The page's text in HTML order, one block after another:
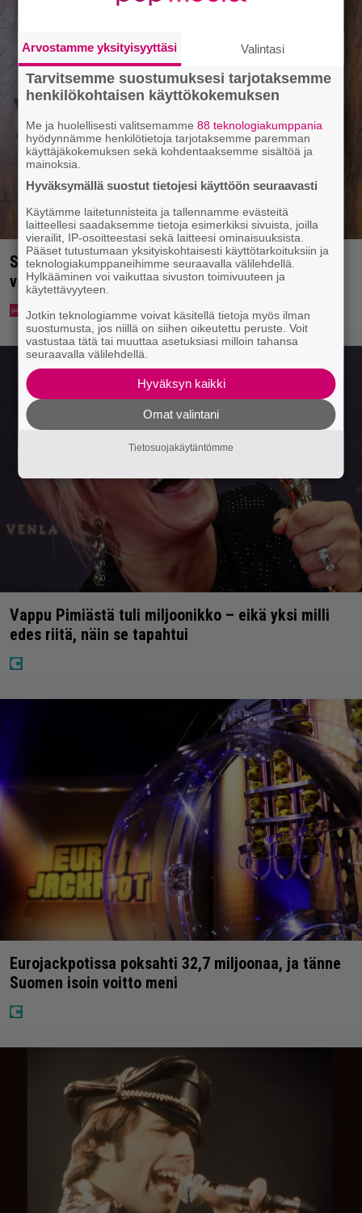
Syötkö perunoita näin? Tutkijat löysivät yhteyden
vakavaan kansansairauteen
Vappu Pimiästä tuli miljoonikko – eikä yksi milli
edes riitä, näin se tapahtui
Eurojackpotissa poksahti 32,7 miljoonaa, ja tänne
Suomen isoin voitto meni
Arvostamme yksityisyyttäsi Valintasi
Tarvitsemme suostumuksesi tarjotaksemme
henkilökohtaisen käyttökokemuksen
Me ja huolellisesti valitsemamme88 teknologiakumppania
hyödynnämme henkilötietoja tarjotaksemme paremman
käyttäjäkokemuksen sekä kohdentaaksemme sisältöä ja
mainoksia.
Hyväksymällä suostut tietojesi käyttöön seuraavasti
Käytämme laitetunnisteita ja tallennamme evästeitä
laitteellesi saadaksemme tietoja esimerkiksi sivuista, joilla
vierailit, IP-osoitteestasi sekä laitteesi ominaisuuksista.
Pääset tutustumaan yksityiskohtaisesti käyttötarkoituksiin ja
teknologiakumppaneihimme seuraavalla välilehdellä.
Hylkääminen voi vaikuttaa sivuston toimivuuteen ja
käytettävyyteen.
Jotkin teknologiamme voivat käsitellä tietoja myös ilman
suostumusta, jos niillä on siihen oikeutettu peruste. Voit
vastustaa tätä tai muuttaa asetuksiasi milloin tahansa
seuraavalla välilehdellä.
Hyväksyn kaikki
Omat valintani
Tietosuojakäytäntömme